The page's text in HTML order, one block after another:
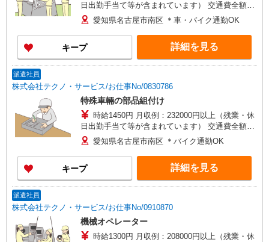
日出勤手当て等が含まれています） 交通費全額支
給 愛知県名古屋市南区 ＊車・バイク通勤OK
キープ 詳細を見る
派遣社員
株式会社テクノ・サービス/お仕事No/0830786
特殊車輛の部品組付け
時給1450円 月収例：232000円以上（残業・休
日出勤手当て等が含まれています） 交通費全額支
給 愛知県名古屋市南区 ＊バイク通勤OK
キープ 詳細を見る
派遣社員
株式会社テクノ・サービス/お仕事No/0910870
機械オペレーター
時給1300円 月収例：208000円以上（残業・休